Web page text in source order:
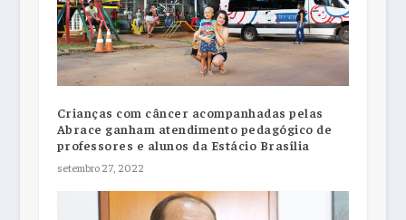
Crianças com câncer acompanhadas pelas
Abrace ganham atendimento pedagógico de
professores e alunos da Estácio Brasília
setembro 27, 2022